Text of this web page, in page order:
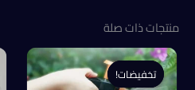
منتجات ذات صلة
تخفيضات!
تخفيضات!